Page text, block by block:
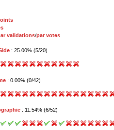
validations/par votes
: 25.00% (5/20)
: 0.00% (0/42)
: 11.54% (6/52)